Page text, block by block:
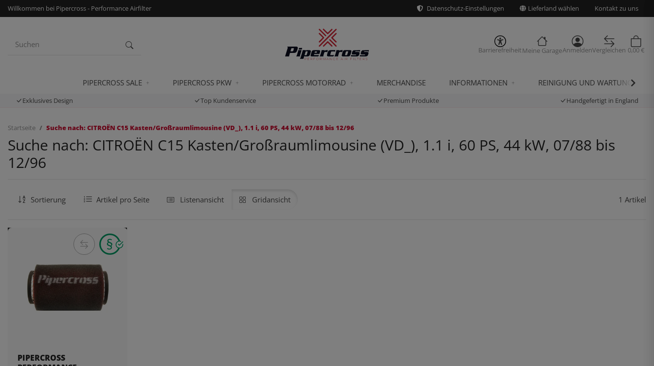
Willkommen bei Pipercross - Performance Airfilter Datenschutz-Einstellungen Lieferland wählen Kontakt zu uns
BarrierefreiheitMeine GarageAnmeldenVergleichen 0,00 €
PIPERCROSS SALE PIPERCROSS PKW PIPERCROSS MOTORRAD MERCHANDISE INFORMATIONEN REINIGUNG UND WARTUNG
Exklusives Design Top Kundenservice Premium Produkte Handgefertigt in England
Startseite Suche nach: CITROËN C15 Kasten/Großraumlimousine (VD_), 1.1 i, 60 PS, 44 kW, 07/88 bis 12/96
Suche nach: CITROËN C15 Kasten/Großraumlimousine (VD_), 1.1 i, 60 PS, 44 kW, 07/88 bis
12/96
Sortierung Artikel pro Seite Listenansicht Gridansicht 1 Artikel
PIPERCROSS